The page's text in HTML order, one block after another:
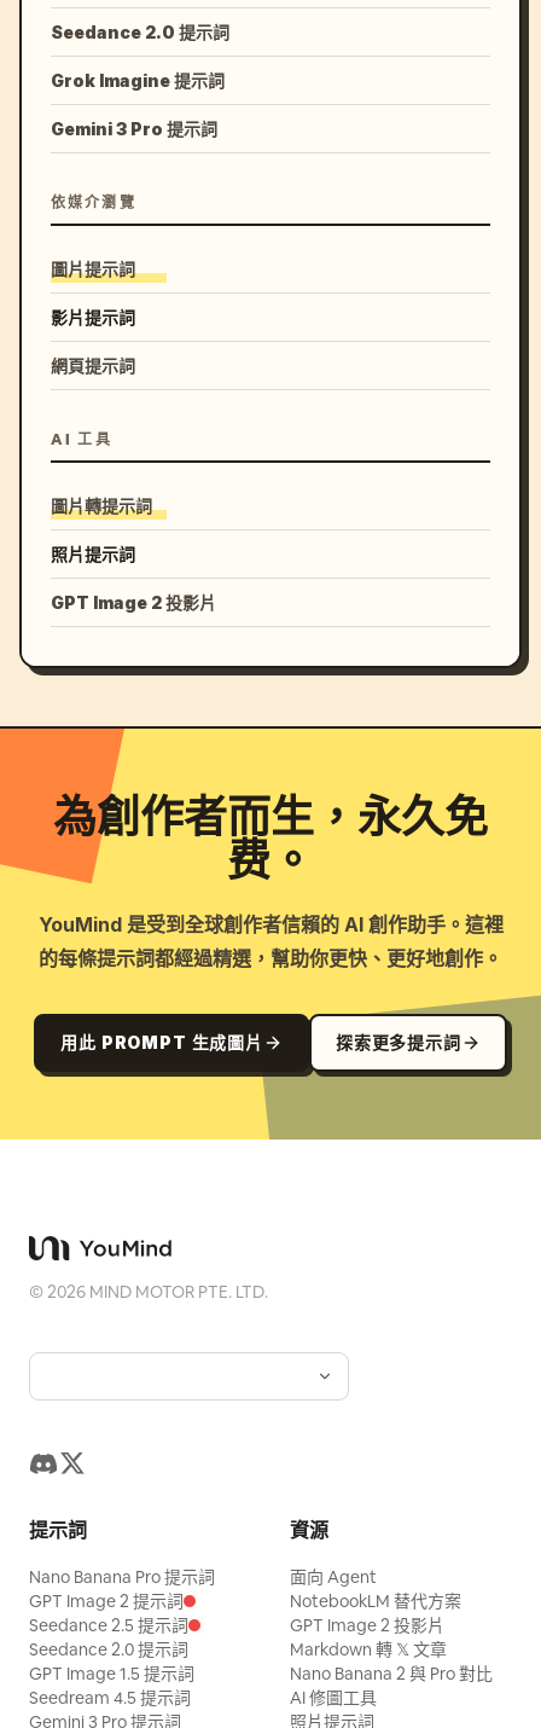
Seedance 2.0 提示詞
Grok Imagine 提示詞
Gemini 3 Pro 提示詞
依媒介瀏覽
圖片提示詞
影片提示詞
網頁提示詞
AI 工具
圖片轉提示詞
照片提示詞
GPT Image 2 投影片
為創作者而生，永久免
费。
YouMind 是受到全球創作者信賴的 AI 創作助手。這裡
的每條提示詞都經過精選，幫助你更快、更好地創作。
用此 PROMPT 生成圖片 探索更多提示詞
©2026 MIND MOTOR PTE. LTD.
提示詞
Nano Banana Pro 提示詞
GPT Image 2 提示詞
Seedance 2.5 提示詞
Seedance 2.0 提示詞
GPT Image 1.5 提示詞
Seedream 4.5 提示詞
Gemini 3 Pro 提示詞
資源
面向 Agent
NotebookLM 替代方案
GPT Image 2 投影片
Markdown 轉 𝕏 文章
Nano Banana 2 與 Pro 對比
AI 修圖工具
照片提示詞